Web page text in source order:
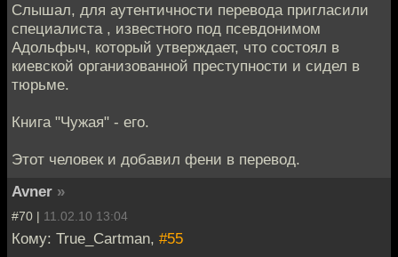
Слышал, для аутентичности перевода пригласили
специалиста , известного под псевдонимом
Адольфыч, который утверждает, что состоял в
киевской организованной преступности и сидел в
тюрьме.
Книга "Чужая" - его.
Этот человек и добавил фени в перевод.
Avner »
#70 | 11.02.10 13:04
Кому: True_Cartman, #55